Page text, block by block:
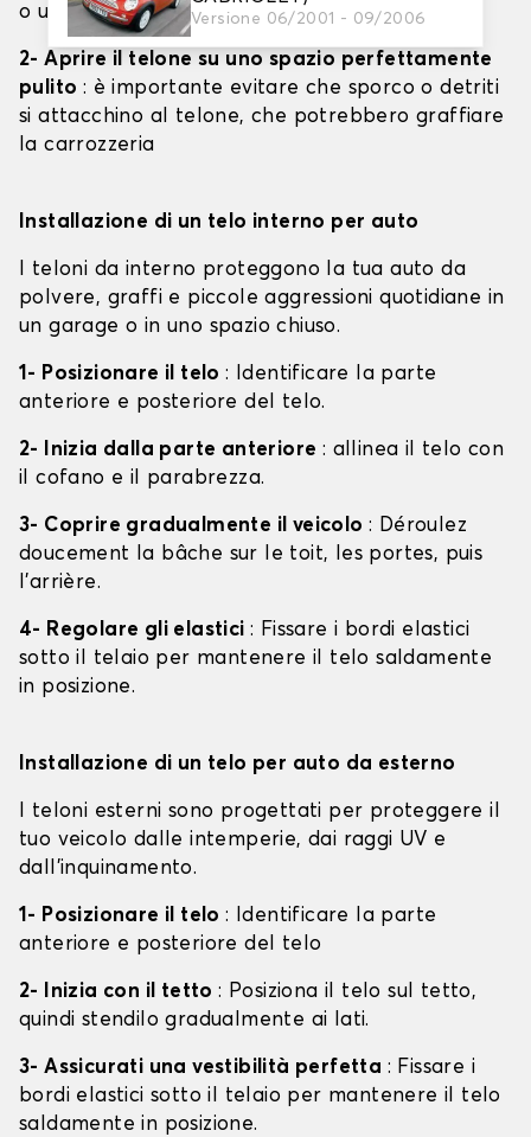
Versione 06/2001 - 09/2006
o umidità danneggino la vernice.
2- Aprire il telone su uno spazio perfettamente
pulito : è importante evitare che sporco o detriti
si attacchino al telone, che potrebbero graffiare
la carrozzeria
Installazione di un telo interno per auto
I teloni da interno proteggono la tua auto da
polvere, graffi e piccole aggressioni quotidiane in
un garage o in uno spazio chiuso.
1- Posizionare il telo: Identificare la parte
anteriore e posteriore del telo.
2- Inizia dalla parte anteriore : allinea il telo con
il cofano e il parabrezza.
3- Coprire gradualmente il veicolo : Déroulez
doucement la bâche sur le toit, les portes, puis
l'arrière.
4- Regolare gli elastici : Fissare i bordi elastici
sotto il telaio per mantenere il telo saldamente
in posizione.
Installazione di un telo per auto da esterno
I teloni esterni sono progettati per proteggere il
tuo veicolo dalle intemperie, dai raggi UV e
dall'inquinamento.
1- Posizionare il telo: Identificare la parte
anteriore e posteriore del telo
2- Inizia con il tetto: Posiziona il telo sul tetto,
quindi stendilo gradualmente ai lati.
3- Assicurati una vestibilità perfetta : Fissare i
bordi elastici sotto il telaio per mantenere il telo
saldamente in posizione.